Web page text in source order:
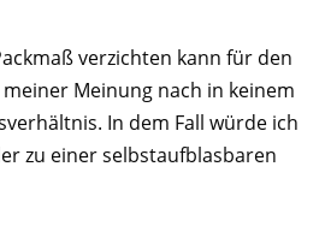
verzichten kann für den
Meinung nach in keinem
In dem Fall würde ich
zu einer selbstaufblasbaren